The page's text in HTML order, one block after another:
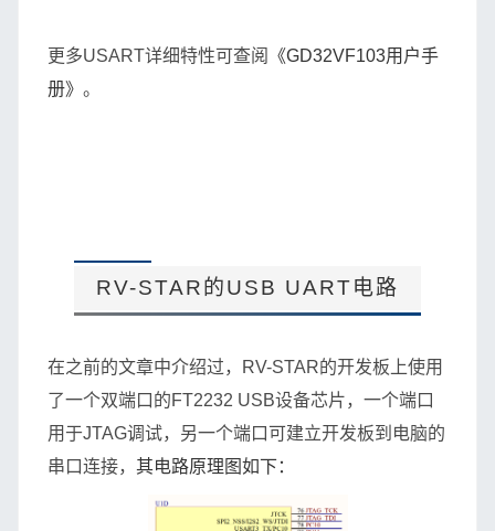
更多USART详细特性可查阅
《GD32VF103用户手
册》 。
RV-STAR的USB UART电路
在之前的文章中介绍过，RV-STAR的开发板上使用
了一个双端口的FT2232 USB设备芯片， 一个端口
用于JTAG调试，另一个端口可建立开发板到电脑的
串口连接， 其电路原理图如下：